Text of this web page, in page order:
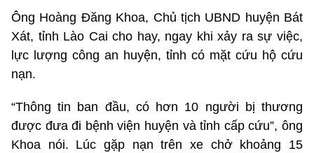
Ông Hoàng Đăng Khoa, Chủ tịch UBND huyện Bát
Xát, tỉnh Lào Cai cho hay, ngay khi xảy ra sự việc,
lực lượng công an huyện, tỉnh có mặt cứu hộ cứu
nạn.
“Thông tin ban đầu, có hơn 10 người bị thương
được đưa đi bệnh viện huyện và tỉnh cấp cứu”, ông
Khoa nói. Lúc gặp nạn trên xe chở khoảng 15